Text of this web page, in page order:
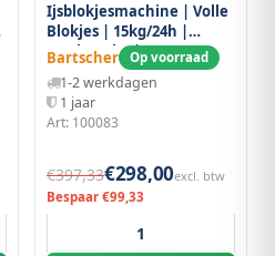
Ijsblokjesmachine | Volle
Blokjes | 15kg/24h |
Bunker 1kg |
Luchtgekoeld |
280x380x345(h)mm
Bartscher Op voorraad
1-2 werkdagen
1 jaar
Art: 100083
€397,33€298,00excl. btw
Bespaar €99,33